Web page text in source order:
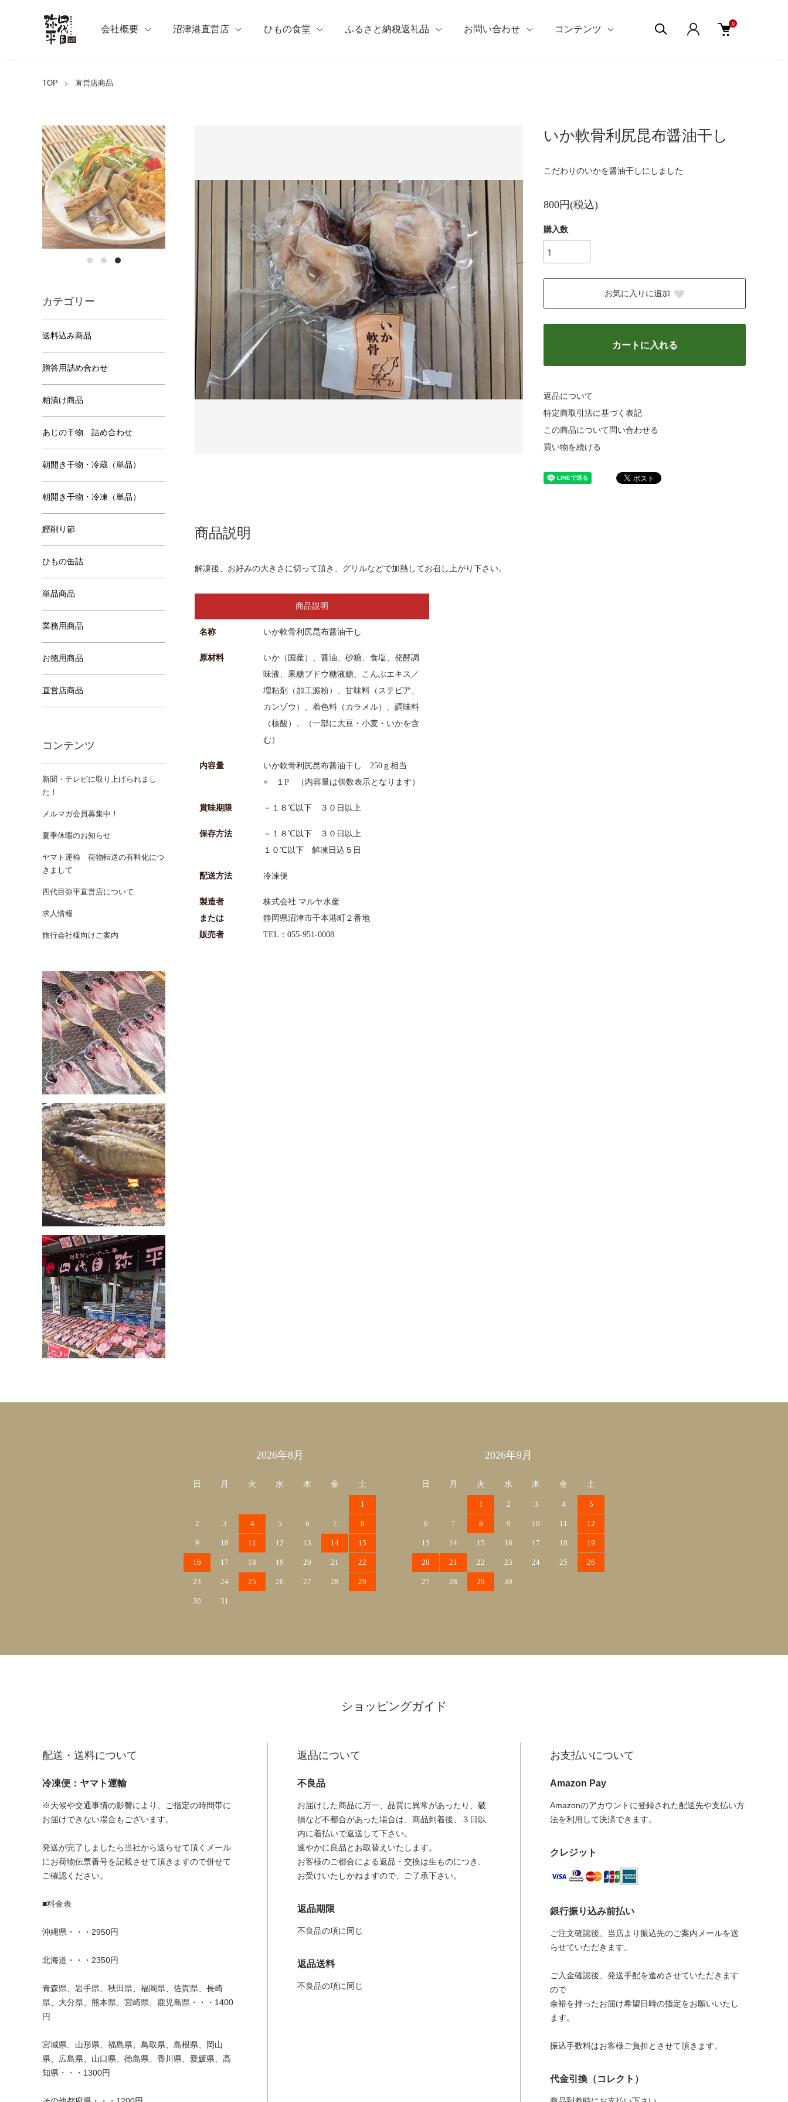
会社概要 沼津港直営店 ひもの食堂 ふるさと納税返礼品 お問い合わせ コンテンツ
0
TOP 直営店商品
いか軟骨利尻昆布醤油干し
こだわりのいかを醤油干しにしました
800円(税込)
購入数
お気に入りに追加
カートに入れる
返品について
特定商取引法に基づく表記
この商品について問い合わせる
買い物を続ける
商品説明
解凍後、お好みの大きさに切って頂き、グリルなどで加熱してお召し上がり下さい。
商品説明
名称 いか軟骨利尻昆布醤油干し
原材料
いか（国産）、醤油、砂糖、食塩、発酵調
味液、果糖ブドウ糖液糖、こんぶエキス／
増粘剤（加工澱粉）、甘味料（ステビア、
カンゾウ）、着色料（カラメル）、調味料
（核酸）、（一部に大豆・小麦・いかを含
む）
内容量
いか軟骨利尻昆布醤油干し 250ｇ相当
× １P （内容量は個数表示となります）
賞味期限 －１８℃以下 ３０日以上
保存方法
－１８℃以下 ３０日以上
１０℃以下 解凍日込５日
配送方法 冷凍便
製造者
または
販売者
株式会社 マルヤ水産
静岡県沼津市千本港町２番地
TEL：055-951-0008
カテゴリー
送料込み商品
贈答用詰め合わせ
粕漬け商品
あじの干物 詰め合わせ
朝開き干物・冷蔵（単品）
朝開き干物・冷凍（単品）
鰹削り節
ひもの缶詰
単品商品
業務用商品
お徳用商品
直営店商品
コンテンツ
新聞・テレビに取り上げられまし
た！
メルマガ会員募集中！
夏季休暇のお知らせ
ヤマト運輸 荷物転送の有料化につ
きまして
四代目弥平直営店について
求人情報
旅行会社様向けご案内
2026年8月
日 月 火 水 木 金 土
1
2 3 4 5 6 7 8
9 10 11 12 13 14 15
16 17 18 19 20 21 22
23 24 25 26 27 28 29
30 31
2026年9月
日 月 火 水 木 金 土
1 2 3 4 5
6 7 8 9 10 11 12
13 14 15 16 17 18 19
20 21 22 23 24 25 26
27 28 29 30
ショッピングガイド
配送・送料について
冷凍便：ヤマト運輸
※天候や交通事情の影響により、ご指定の時間帯に
お届けできない場合もございます。
発送が完了しましたら当社から送らせて頂くメール
にお荷物伝票番号を記載させて頂きますので併せて
ご確認ください。
■料金表
沖縄県・・・2950円
北海道・・・2350円
青森県、岩手県、秋田県、福岡県、佐賀県、長崎
県、大分県、熊本県、宮崎県、鹿児島県・・・1400
円
宮城県、山形県、福島県、鳥取県、島根県、岡山
県、広島県、山口県、徳島県、香川県、愛媛県、高
知県・・・1300円
返品について
不良品
お届けした商品に万一、品質に異常があったり、破
損など不都合があった場合は、商品到着後、３日以
内に着払いで返送して下さい。
速やかに良品とお取替えいたします。
お客様のご都合による返品・交換は生ものにつき、
お受けいたしかねますので、ご了承下さい。
返品期限
不良品の項に同じ
返品送料
不良品の項に同じ
お支払いについて
Amazon Pay
Amazonのアカウントに登録された配送先や支払い方
法を利用して決済できます。
クレジット
銀行振り込み前払い
ご注文確認後、当店より振込先のご案内メールを送
らせていただきます。
ご入金確認後、発送手配を進めさせていただきます
ので
余裕を持ったお届け希望日時の指定をお願いいたし
ます。
振込手数料はお客様ご負担とさせて頂きます。
代金引換（コレクト）